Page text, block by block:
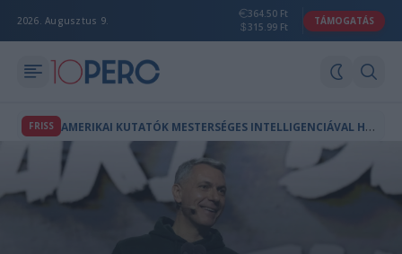
2026. Augusztus 9.
364.50 Ft
315.99 Ft
TÁMOGATÁS
FRISS A
MERIKAI KUTATÓK MESTERSÉGES INTELLIGENCIÁVAL HOZTAK LÉTRE A TERMÉSZETBEN NEM LÉTEZŐ VÍRUSOKAT